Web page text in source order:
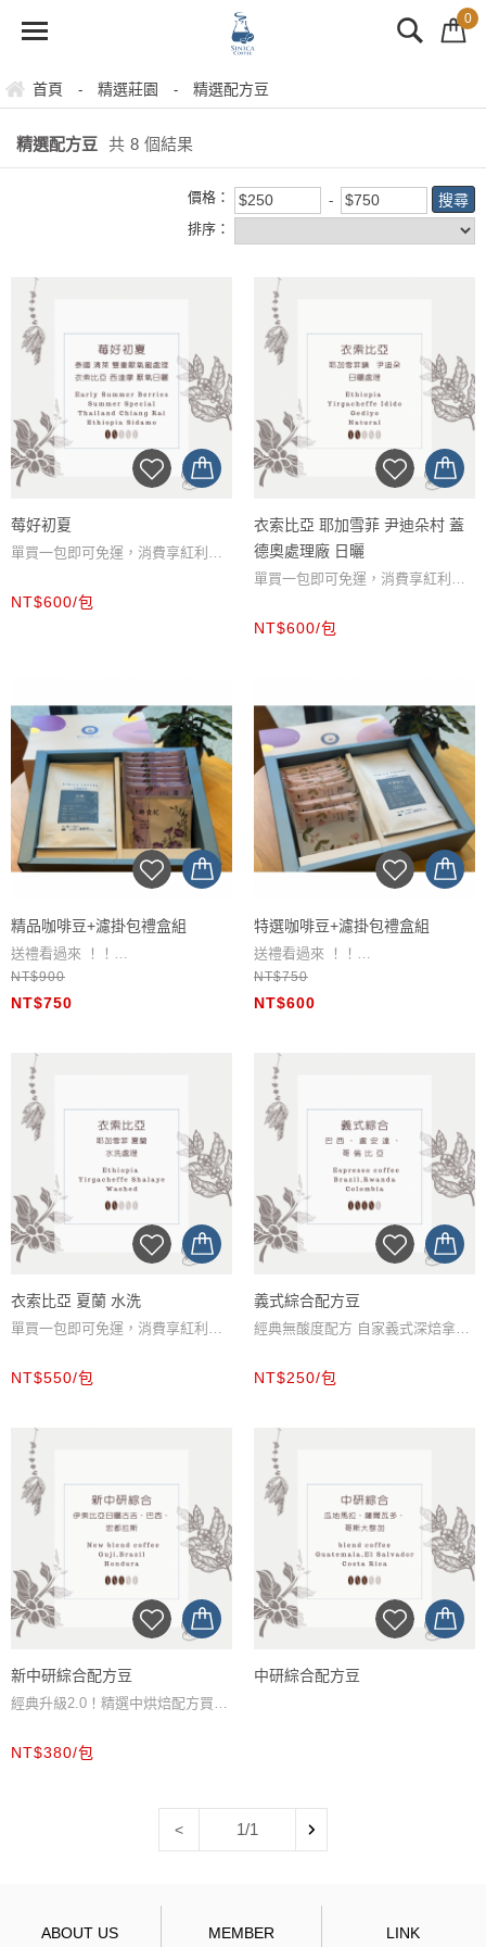
0
首頁 - 精選莊園 - 精選配方豆
精選配方豆 共 8 個結果
價格：
排序：
莓好初夏
單買一包即可免運，消費享紅利金
提供研磨服務，下單後請在備註欄
NT$600/包
衣索比亞 耶加雪菲 尹迪朵村 蓋
德奧處理廠 日曬
單買一包即可免運，消費享紅利金
提供研磨服務，下單後請在備註欄
NT$600/包
精品咖啡豆+濾掛包禮盒組
送禮看過來 ！！
精品咖啡豆任選一包+濾掛包禮盒，
組合優惠實施中
單買一盒即可免運，消費享紅利金
回饋。
NT$900
NT$750
特選咖啡豆+濾掛包禮盒組
送禮看過來 ！！
特選咖啡豆任選一包+濾掛包禮盒，
組合優惠實施中
單買一盒即可免運，消費享紅利金
回饋。
NT$750
NT$600
衣索比亞 夏蘭 水洗
單買一包即可免運，消費享紅利金
提供研磨服務，下單後請在備註欄
NT$550/包
義式綜合配方豆
經典無酸度配方 自家義式深焙拿鐵
紅利金回饋。提供研磨服務，下單
器材。
NT$250/包
新中研綜合配方豆
經典升級2.0！精選中烘焙配方買一
提供研磨服務，下單後請在備註欄
NT$380/包
中研綜合配方豆
< 1/1
ABOUT US MEMBER LINK